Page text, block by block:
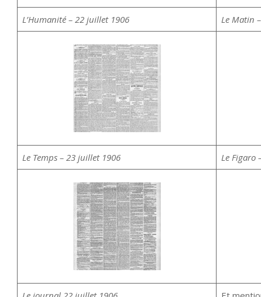
L’Humanité – 22 juillet 1906 Le Matin
Le Temps – 23 juillet 1906 Le Figaro